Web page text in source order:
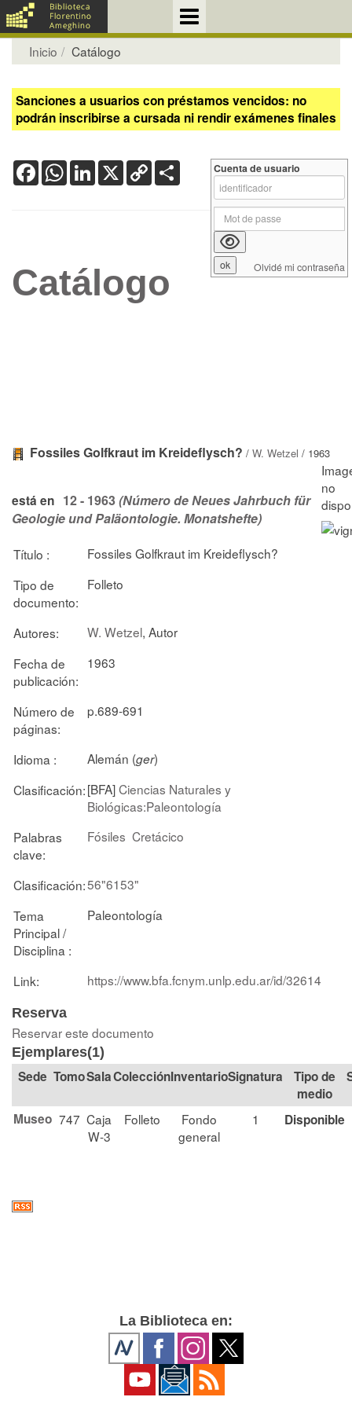
Inicio Catálogo
Sanciones a usuarios con préstamos vencidos: no
podrán inscribirse a cursada ni rendir exámenes finales
FacebookWhatsApp
LinkedIn
X Copy
Link
Catálogo
Fossiles Golfkraut im Kreideflysch? / W. Wetzel / 1963
está en 12 - 1963(Número de Neues Jahrbuch für
Geologie und Paläontologie. Monatshefte)
Título :
Fossiles Golfkraut im Kreideflysch?
Tipo de
documento:
Folleto
Autores: W. Wetzel, Autor
Fecha de
publicación:
1963
Número de
páginas:
p.689-691
Idioma : Alemán (ger)
Clasificación:[BFA]Ciencias Naturales y
Biológicas:Paleontología
Palabras
clave:
Fósiles Cretácico
Clasificación:56"6153"
Tema
Principal /
Disciplina :
Paleontología
Link: https://www.bfa.fcnym.unlp.edu.ar/id/32614
Reserva
Reservar este documento
Ejemplares(1)
TomoSalaColección Signatura
Tipo de
medio
Museo 747 Caja
W-3
Folleto
Fondo
general
1 Disponible
Cuenta de usuario
Olvidé mi contraseña
La Biblioteca en: